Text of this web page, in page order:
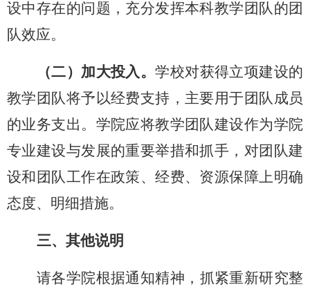
设中存在的问题，充分发挥本科教学团队的团
队效应。
（二）加大投入。学校对获得立项建设的
教学团队将予以经费支持，主要用于团队成员
的业务支出。学院应将教学团队建设作为学院
专业建设与发展的重要举措和抓手，对团队建
设和团队工作在政策、经费、资源保障上明确
态度、明细措施。
三、其他说明
请各学院根据通知精神，抓紧重新研究整